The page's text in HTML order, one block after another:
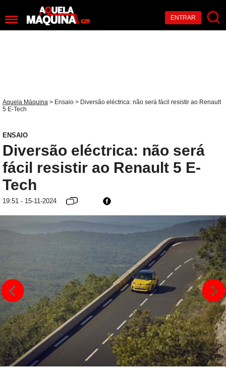
ENTRAR
Aquela Máquina > Ensaio > Diversão eléctrica: não será fácil resistir ao Renault
5 E-Tech
ENSAIO
Diversão eléctrica: não será
fácil resistir ao Renault 5 E-
Tech
19:51 - 15-11-2024